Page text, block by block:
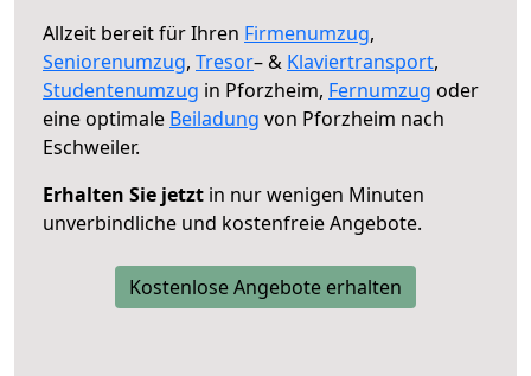
Allzeit bereit für Ihren Firmenumzug,
Seniorenumzug, Tresor– & Klaviertransport,
Studentenumzug in Pforzheim, Fernumzug oder
eine optimale Beiladung von Pforzheim nach
Eschweiler.
Erhalten Sie jetzt in nur wenigen Minuten
unverbindliche und kostenfreie Angebote.
Kostenlose Angebote erhalten